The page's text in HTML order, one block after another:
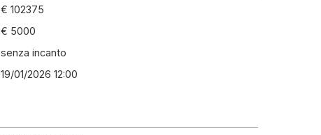
€ 102375
€ 5000
senza incanto
19/01/2026 12:00